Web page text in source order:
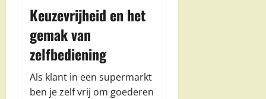
Keuzevrijheid en het
gemak van
zelfbediening
Als klant in een supermarkt
ben je zelf vrij om goederen